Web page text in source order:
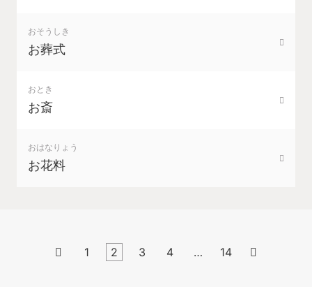
おそうしき
お葬式
おとき
お斎
おはなりょう
お花料
 1 2 3 4 … 14 